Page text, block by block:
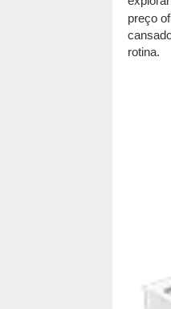
preço
rotina.